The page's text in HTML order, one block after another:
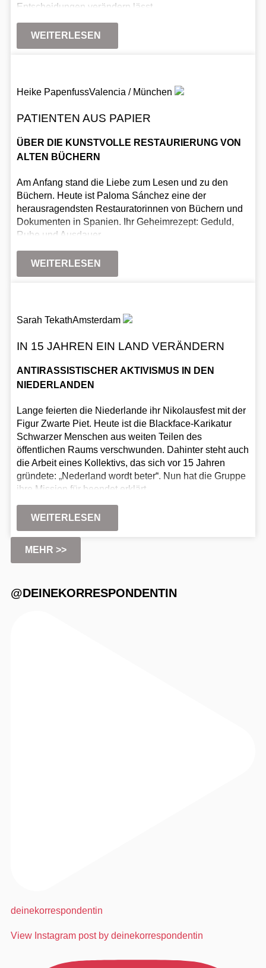
Entscheidungen verändern lässt.
WEITERLESEN
Heike PapenfussValencia / München
PATIENTEN AUS PAPIER
ÜBER DIE KUNSTVOLLE RESTAURIERUNG VON
ALTEN BÜCHERN
Am Anfang stand die Liebe zum Lesen und zu den
Büchern. Heute ist Paloma Sánchez eine der
herausragendsten Restauratorinnen von Büchern und
Dokumenten in Spanien. Ihr Geheimrezept: Geduld,
Ruhe und Ausdauer.
WEITERLESEN
Sarah TekathAmsterdam
IN 15 JAHREN EIN LAND VERÄNDERN
ANTIRASSISTISCHER AKTIVISMUS IN DEN
NIEDERLANDEN
Lange feierten die Niederlande ihr Nikolausfest mit der
Figur Zwarte Piet. Heute ist die Blackface-Karikatur
Schwarzer Menschen aus weiten Teilen des
öffentlichen Raums verschwunden. Dahinter steht auch
die Arbeit eines Kollektivs, das sich vor 15 Jahren
gründete: „Nederland wordt beter“. Nun hat die Gruppe
ihre Mission für beendet erklärt.
WEITERLESEN
MEHR >>
@DEINEKORRESPONDENTIN
deinekorrespondentin
View Instagram post by deinekorrespondentin